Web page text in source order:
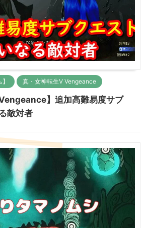
真・女神転生Ⅴ Vengeance
】追加高難易度サブ
敵対者